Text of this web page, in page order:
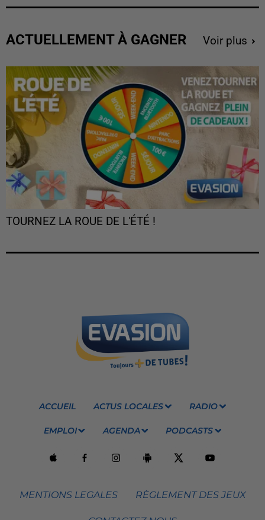
ACTUELLEMENT À GAGNER Voir plus
TOURNEZ LA ROUE DE L'ÉTÉ !
ACCUEIL ACTUS LOCALES RADIO
EMPLOI AGENDA PODCASTS
MENTIONS LEGALES RÈGLEMENT DES JEUX